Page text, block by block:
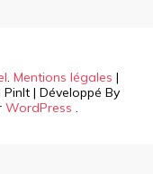
. Mentions légales |
PinIt | Développé By
WordPress .